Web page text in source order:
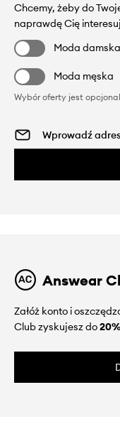
Chcemy, żeby do
naprawdę Cię
Moda damska
Moda męska
Wybór oferty jest
Answear
Załóż konto i
Club zyskujesz do